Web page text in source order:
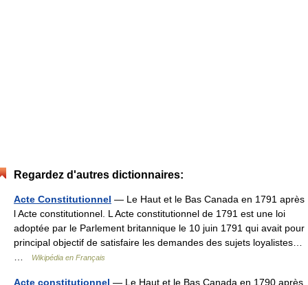
Regardez d'autres dictionnaires:
Acte Constitutionnel — Le Haut et le Bas Canada en 1791 après
l Acte constitutionnel. L Acte constitutionnel de 1791 est une loi
adoptée par le Parlement britannique le 10 juin 1791 qui avait pour
principal objectif de satisfaire les demandes des sujets loyalistes…
Wikipédia en Français
Acte constitutionnel — Le Haut et le Bas Canada en 1790 après